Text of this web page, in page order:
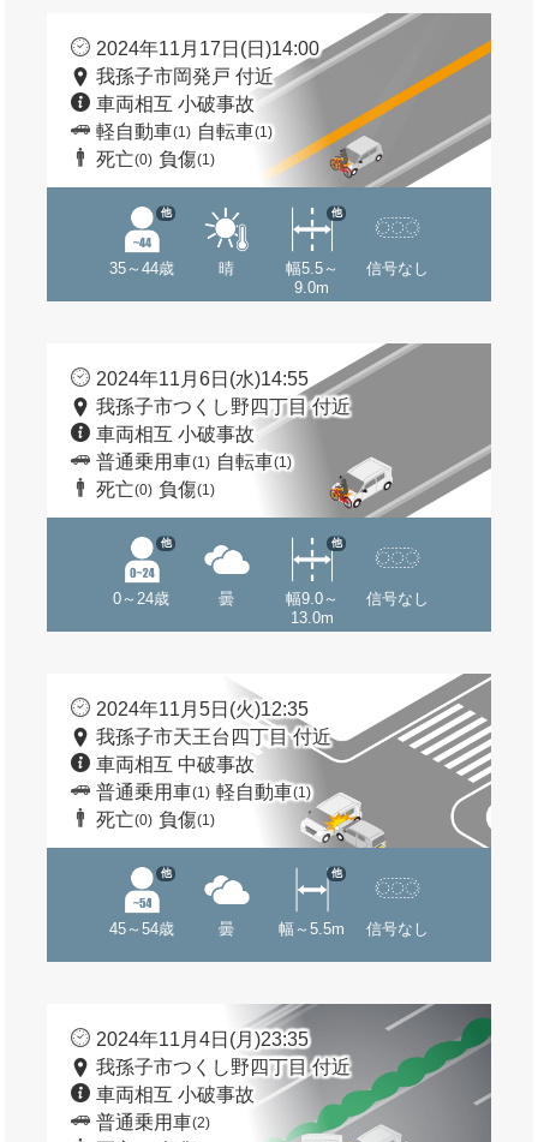
2024年11月17日(日)14:00
我孫子市岡発戸 付近
車両相互 小破事故
軽自動車(1) 自転車(1)
死亡(0) 負傷(1)
35～44歳
他
晴
幅5.5～
9.0m
他
信号なし
2024年11月6日(水)14:55
我孫子市つくし野四丁目 付近
車両相互 小破事故
普通乗用車(1) 自転車(1)
死亡(0) 負傷(1)
0～24歳
他
曇
幅9.0～
13.0m
他
信号なし
2024年11月5日(火)12:35
我孫子市天王台四丁目 付近
車両相互 中破事故
普通乗用車(1) 軽自動車(1)
死亡(0) 負傷(1)
45～54歳
他
曇 幅～5.5m
他
信号なし
2024年11月4日(月)23:35
我孫子市つくし野四丁目 付近
車両相互 小破事故
普通乗用車(2)